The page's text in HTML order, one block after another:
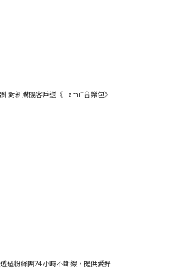
對新購機客戶送《Hami+音樂包》
過粉絲團24小時不斷線，提供愛好